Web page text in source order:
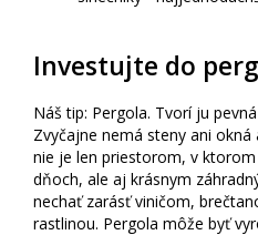
Investujte do
Náš tip: Pergola. Tvorí ju
Zvyčajne nemá steny ani
nie je len priestorom, v
dňoch, ale aj krásnym
nechať zarásť viničom,
rastlinou. Pergola môže byť